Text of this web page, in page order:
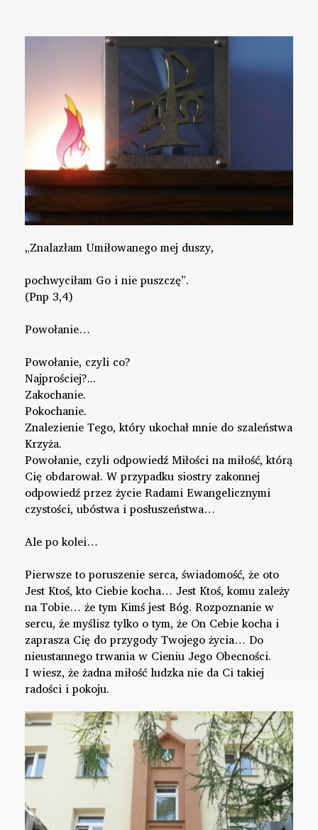
„Znalazłam Umiłowanego mej duszy,
pochwyciłam Go i nie puszczę”.
(Pnp 3,4)
Powołanie…
Powołanie, czyli co?
Najprościej?...
Zakochanie.
Pokochanie.
Znalezienie Tego, który ukochał mnie do szaleństwa
Krzyża.
Powołanie, czyli odpowiedź Miłości na miłość, którą
Cię obdarował. W przypadku siostry zakonnej
odpowiedź przez życie Radami Ewangelicznymi
czystości, ubóstwa i posłuszeństwa…
Ale po kolei…
Pierwsze to poruszenie serca, świadomość, że oto
Jest Ktoś, kto Ciebie kocha… Jest Ktoś, komu zależy
na Tobie… że tym Kimś jest Bóg. Rozpoznanie w
sercu, że myślisz tylko o tym, że On Cebie kocha i
zaprasza Cię do przygody Twojego życia… Do
nieustannego trwania w Cieniu Jego Obecności.
I wiesz, że żadna miłość ludzka nie da Ci takiej
radości i pokoju.